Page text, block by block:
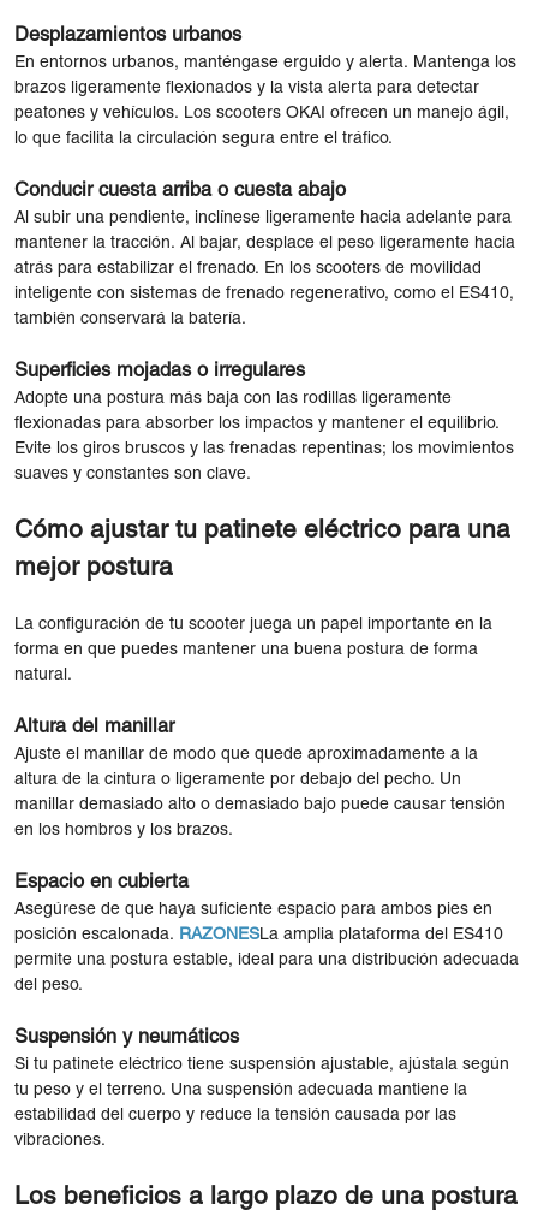
Desplazamientos urbanos
En entornos urbanos, manténgase erguido y alerta. Mantenga los
brazos ligeramente flexionados y la vista alerta para detectar
peatones y vehículos. Los scooters OKAI ofrecen un manejo ágil,
lo que facilita la circulación segura entre el tráfico.
Conducir cuesta arriba o cuesta abajo
Al subir una pendiente, inclínese ligeramente hacia adelante para
mantener la tracción. Al bajar, desplace el peso ligeramente hacia
atrás para estabilizar el frenado. En los scooters de movilidad
inteligente con sistemas de frenado regenerativo, como el ES410,
también conservará la batería.
Superficies mojadas o irregulares
Adopte una postura más baja con las rodillas ligeramente
flexionadas para absorber los impactos y mantener el equilibrio.
Evite los giros bruscos y las frenadas repentinas; los movimientos
suaves y constantes son clave.
Cómo ajustar tu patinete eléctrico para una
mejor postura
La configuración de tu scooter juega un papel importante en la
forma en que puedes mantener una buena postura de forma
natural.
Altura del manillar
Ajuste el manillar de modo que quede aproximadamente a la
altura de la cintura o ligeramente por debajo del pecho. Un
manillar demasiado alto o demasiado bajo puede causar tensión
en los hombros y los brazos.
Espacio en cubierta
Asegúrese de que haya suficiente espacio para ambos pies en
posición escalonada. RAZONESLa amplia plataforma del ES410
permite una postura estable, ideal para una distribución adecuada
del peso.
Suspensión y neumáticos
Si tu patinete eléctrico tiene suspensión ajustable, ajústala según
tu peso y el terreno. Una suspensión adecuada mantiene la
estabilidad del cuerpo y reduce la tensión causada por las
vibraciones.
Los beneficios a largo plazo de una postura